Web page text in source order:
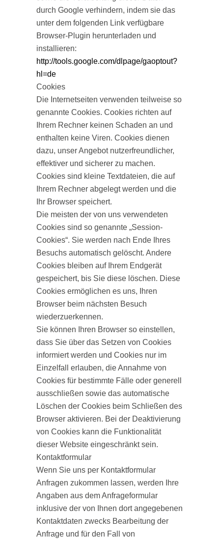
durch Google verhindern, indem sie das
unter dem folgenden Link verfügbare
Browser-Plugin herunterladen und
installieren:
http://tools.google.com/dlpage/gaoptout?
hl=de
Cookies
Die Internetseiten verwenden teilweise so
genannte Cookies. Cookies richten auf
Ihrem Rechner keinen Schaden an und
enthalten keine Viren. Cookies dienen
dazu, unser Angebot nutzerfreundlicher,
effektiver und sicherer zu machen.
Cookies sind kleine Textdateien, die auf
Ihrem Rechner abgelegt werden und die
Ihr Browser speichert.
Die meisten der von uns verwendeten
Cookies sind so genannte „Session-
Cookies“. Sie werden nach Ende Ihres
Besuchs automatisch gelöscht. Andere
Cookies bleiben auf Ihrem Endgerät
gespeichert, bis Sie diese löschen. Diese
Cookies ermöglichen es uns, Ihren
Browser beim nächsten Besuch
wiederzuerkennen.
Sie können Ihren Browser so einstellen,
dass Sie über das Setzen von Cookies
informiert werden und Cookies nur im
Einzelfall erlauben, die Annahme von
Cookies für bestimmte Fälle oder generell
ausschließen sowie das automatische
Löschen der Cookies beim Schließen des
Browser aktivieren. Bei der Deaktivierung
von Cookies kann die Funktionalität
dieser Website eingeschränkt sein.
Kontaktformular
Wenn Sie uns per Kontaktformular
Anfragen zukommen lassen, werden Ihre
Angaben aus dem Anfrageformular
inklusive der von Ihnen dort angegebenen
Kontaktdaten zwecks Bearbeitung der
Anfrage und für den Fall von